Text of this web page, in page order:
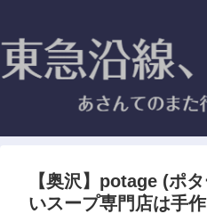
【奥沢】potage (ポ
いスープ専門店は手